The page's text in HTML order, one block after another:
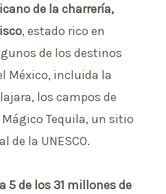
de la charrería,
, estado rico en
de los destinos
México, incluida la
los campos de
Tequila, un sitio
de la UNESCO.
5 de los 31 millones de